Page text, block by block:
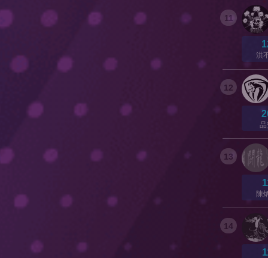
11
洪
12
13
陳
14